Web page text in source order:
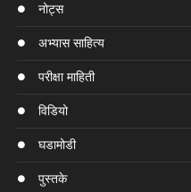
नोट्स
अभ्यास साहित्य
परीक्षा माहिती
विडियो
घडामोडी
पुस्तके